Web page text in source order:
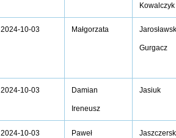
Kowalczyk
2024-10-03 Małgorzata
Gurgacz
2024-10-03 Damian
Ireneusz
Jasiuk
2024-10-03 Paweł